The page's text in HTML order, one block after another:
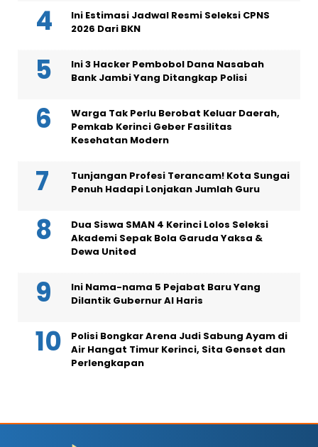
Ini Estimasi Jadwal Resmi Seleksi CPNS
2026 Dari BKN
Ini 3 Hacker Pembobol Dana Nasabah
Bank Jambi Yang Ditangkap Polisi
Warga Tak Perlu Berobat Keluar Daerah,
Pemkab Kerinci Geber Fasilitas
Kesehatan Modern
Tunjangan Profesi Terancam! Kota Sungai
Penuh Hadapi Lonjakan Jumlah Guru
Dua Siswa SMAN 4 Kerinci Lolos Seleksi
Akademi Sepak Bola Garuda Yaksa &
Dewa United
Ini Nama-nama 5 Pejabat Baru Yang
Dilantik Gubernur Al Haris
Polisi Bongkar Arena Judi Sabung Ayam di
Air Hangat Timur Kerinci, Sita Genset dan
Perlengkapan